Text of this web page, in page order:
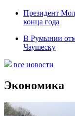
Президент
конца года
В Румынии
Чаушеску
все новости
Экономика